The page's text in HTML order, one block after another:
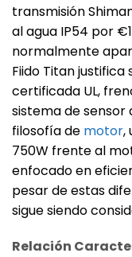
transmisión
al agua IP54 por
normalmente
Fiido Titan
certificada UL,
sistema de sensor
filosofía de motor,
750W frente al
enfocado en
pesar de estas
sigue siendo
Relación